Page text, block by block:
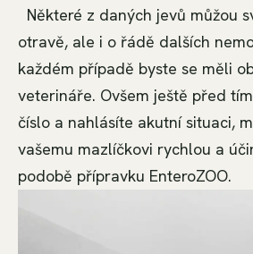
Některé z daných jevů můžou
otravě, ale i o řádě dalších
každém případě byste se měli
veterináře. Ovšem ještě před
číslo a nahlásíte akutní situaci,
vašemu mazlíčkovi rychlou a
podobě přípravku EnteroZOO.